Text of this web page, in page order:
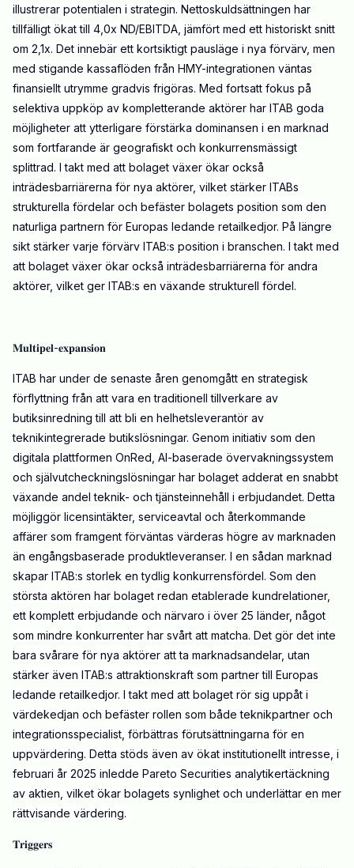
illustrerar potentialen i strategin. Nettoskuldsättningen har
tillfälligt ökat till 4,0x ND/EBITDA, jämfört med ett historiskt snitt
om 2,1x. Det innebär ett kortsiktigt pausläge i nya förvärv, men
med stigande kassaflöden från HMY-integrationen väntas
finansiellt utrymme gradvis frigöras. Med fortsatt fokus på
selektiva uppköp av kompletterande aktörer har ITAB goda
möjligheter att ytterligare förstärka dominansen i en marknad
som fortfarande är geografiskt och konkurrensmässigt
splittrad. I takt med att bolaget växer ökar också
inträdesbarriärerna för nya aktörer, vilket stärker ITABs
strukturella fördelar och befäster bolagets position som den
naturliga partnern för Europas ledande retailkedjor. På längre
sikt stärker varje förvärv ITAB:s position i branschen. I takt med
att bolaget växer ökar också inträdesbarriärerna för andra
aktörer, vilket ger ITAB:s en växande strukturell fördel.
𝐌𝐮𝐥𝐭𝐢𝐩𝐞𝐥-𝐞𝐱𝐩𝐚𝐧𝐬𝐢𝐨𝐧
ITAB har under de senaste åren genomgått en strategisk
förflyttning från att vara en traditionell tillverkare av
butiksinredning till att bli en helhetsleverantör av
teknikintegrerade butikslösningar. Genom initiativ som den
digitala plattformen OnRed, AI-baserade övervakningssystem
och självutcheckningslösningar har bolaget adderat en snabbt
växande andel teknik- och tjänsteinnehåll i erbjudandet. Detta
möjliggör licensintäkter, serviceavtal och återkommande
affärer som framgent förväntas värderas högre av marknaden
än engångsbaserade produktleveranser. I en sådan marknad
skapar ITAB:s storlek en tydlig konkurrensfördel. Som den
största aktören har bolaget redan etablerade kundrelationer,
ett komplett erbjudande och närvaro i över 25 länder, något
som mindre konkurrenter har svårt att matcha. Det gör det inte
bara svårare för nya aktörer att ta marknadsandelar, utan
stärker även ITAB:s attraktionskraft som partner till Europas
ledande retailkedjor. I takt med att bolaget rör sig uppåt i
värdekedjan och befäster rollen som både teknikpartner och
integrationsspecialist, förbättras förutsättningarna för en
uppvärdering. Detta stöds även av ökat institutionellt intresse, i
februari år 2025 inledde Pareto Securities analytikertäckning
av aktien, vilket ökar bolagets synlighet och underlättar en mer
rättvisande värdering.
𝐓𝐫𝐢𝐠𝐠𝐞𝐫𝐬